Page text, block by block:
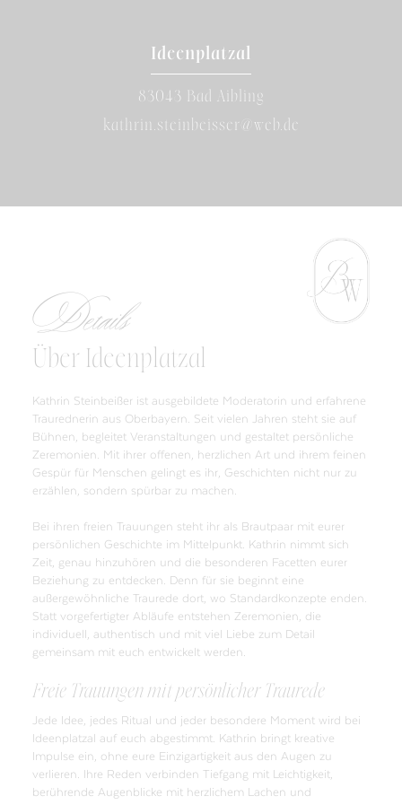
Ideenplatzal
83043 Bad Aibling
kathrin.steinbeisser@web.de
Details
Über Ideenplatzal
Kathrin Steinbeißer ist ausgebildete Moderatorin und erfahrene
Traurednerin aus Oberbayern. Seit vielen Jahren steht sie auf
Bühnen, begleitet Veranstaltungen und gestaltet persönliche
Zeremonien. Mit ihrer offenen, herzlichen Art und ihrem feinen
Gespür für Menschen gelingt es ihr, Geschichten nicht nur zu
erzählen, sondern spürbar zu machen.
Bei ihren freien Trauungen steht ihr als Brautpaar mit eurer
persönlichen Geschichte im Mittelpunkt. Kathrin nimmt sich
Zeit, genau hinzuhören und die besonderen Facetten eurer
Beziehung zu entdecken. Denn für sie beginnt eine
außergewöhnliche Traurede dort, wo Standardkonzepte enden.
Statt vorgefertigter Abläufe entstehen Zeremonien, die
individuell, authentisch und mit viel Liebe zum Detail
gemeinsam mit euch entwickelt werden.
Freie Trauungen mit persönlicher Traurede
Jede Idee, jedes Ritual und jeder besondere Moment wird bei
Ideenplatzal auf euch abgestimmt. Kathrin bringt kreative
Impulse ein, ohne eure Einzigartigkeit aus den Augen zu
verlieren. Ihre Reden verbinden Tiefgang mit Leichtigkeit,
berührende Augenblicke mit herzlichem Lachen und